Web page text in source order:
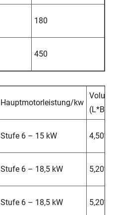
180
450
Hauptmotorleistung/kw
Stufe 6 – 15 kW
Stufe 6 – 18,5 kW
Stufe 6 – 18,5 kW